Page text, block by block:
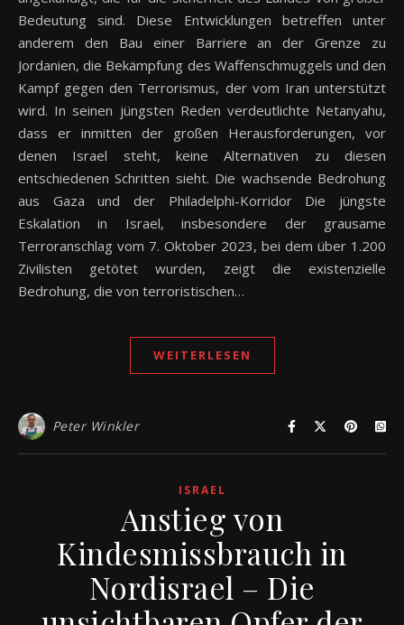
Bedeutung sind. Diese Entwicklungen betreffen unter
anderem den Bau einer Barriere an der Grenze zu
Jordanien, die Bekämpfung des Waffenschmuggels und den
Kampf gegen den Terrorismus, der vom Iran unterstützt
wird. In seinen jüngsten Reden verdeutlichte Netanyahu,
dass er inmitten der großen Herausforderungen, vor
denen Israel steht, keine Alternativen zu diesen
entschiedenen Schritten sieht. Die wachsende Bedrohung
aus Gaza und der Philadelphi-Korridor Die jüngste
Eskalation in Israel, insbesondere der grausame
Terroranschlag vom 7. Oktober 2023, bei dem über 1.200
Zivilisten getötet wurden, zeigt die existenzielle
Bedrohung, die von terroristischen…
WEITERLESEN
Peter Winkler
ISRAEL
Anstieg von
Kindesmissbrauch in
Nordisrael – Die